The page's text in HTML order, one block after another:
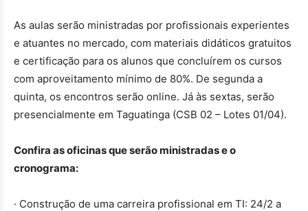
As aulas serão ministradas por profissionais experientes
e atuantes no mercado, com materiais didáticos gratuitos
e certificação para os alunos que concluírem os cursos
com aproveitamento mínimo de 80%. De segunda a
quinta, os encontros serão online. Já às sextas, serão
presencialmente em Taguatinga (CSB 02 – Lotes 01/04).
Confira as oficinas que serão ministradas e o
cronograma:
· Construção de uma carreira profissional em TI: 24/2 a